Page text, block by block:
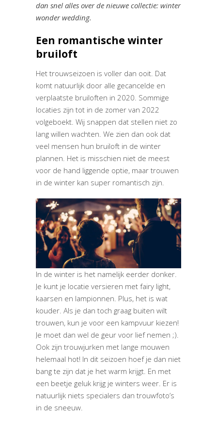
dan snel alles over de nieuwe collectie: winter
wonder wedding.
Een romantische winter
bruiloft
Het trouwseizoen is voller dan ooit. Dat
komt natuurlijk door alle gecancelde en
verplaatste bruiloften in 2020. Sommige
locaties zijn tot in de zomer van 2022
volgeboekt. Wij snappen dat stellen niet zo
lang willen wachten. We zien dan ook dat
veel mensen hun bruiloft in de winter
plannen. Het is misschien niet de meest
voor de hand liggende optie, maar trouwen
in de winter kan super romantisch zijn.
In de winter is het namelijk eerder donker.
Je kunt je locatie versieren met fairy light,
kaarsen en lampionnen. Plus, het is wat
kouder. Als je dan toch graag buiten wilt
trouwen, kun je voor een kampvuur kiezen!
Je moet dan wel de geur voor lief nemen ;).
Ook zijn trouwjurken met lange mouwen
helemaal hot! In dit seizoen hoef je dan niet
bang te zijn dat je het warm krijgt. En met
een beetje geluk krijg je winters weer. Er is
natuurlijk niets specialers dan trouwfoto’s
in de sneeuw.